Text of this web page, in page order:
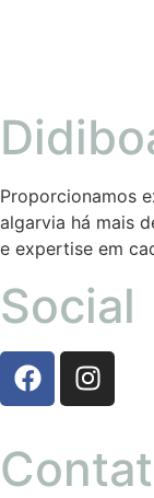
Proporcionamos
algarvia há mais
e expertise em
Social